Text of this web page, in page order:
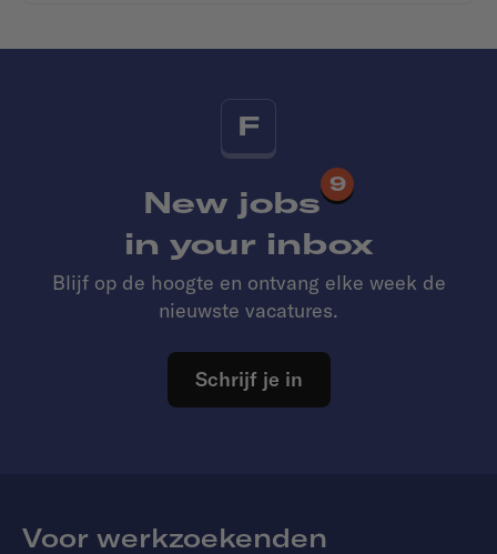
F
New jobs
9
in your inbox
Blijf op de hoogte en ontvang elke week de
nieuwste vacatures.
Schrijf je in
Voor werkzoekenden